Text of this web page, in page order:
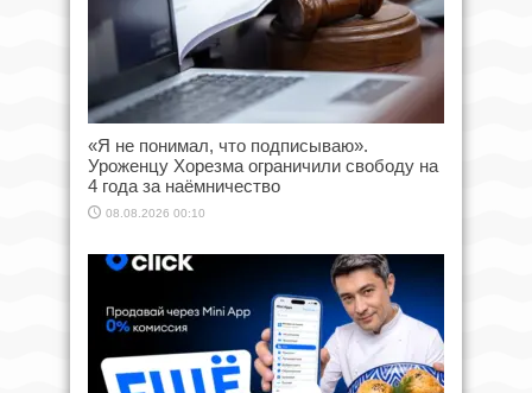
«Я не понимал, что подписываю».
Уроженцу Хорезма ограничили свободу на
4 года за наёмничество
08.08.2026 00:10